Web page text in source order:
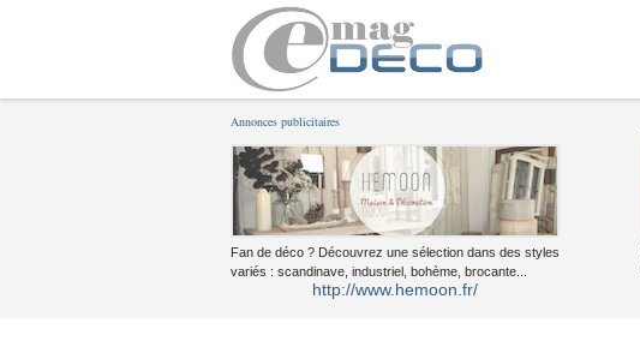
Annonces publicitaires
Fan de déco ? Découvrez une sélection dans des styles
variés : scandinave, industriel, bohème, brocante...
http://www.hemoon.fr/